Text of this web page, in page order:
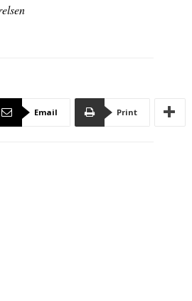
Email Print